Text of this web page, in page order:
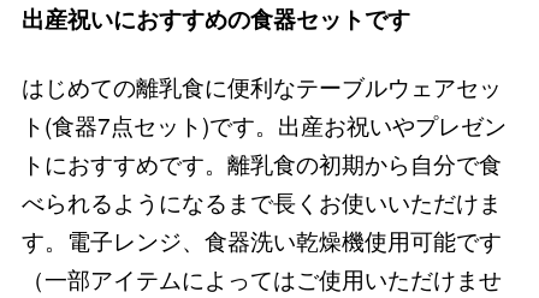
出産祝いにおすすめの食器セットです
はじめての離乳食に便利なテーブルウェアセッ
ト(食器7点セット)です。出産お祝いやプレゼン
トにおすすめです。離乳食の初期から自分で食
べられるようになるまで長くお使いいただけま
す。電子レンジ、食器洗い乾燥機使用可能です
（一部アイテムによってはご使用いただけませ